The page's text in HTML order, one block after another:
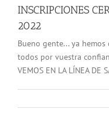
INSCRIPCIONES
2022
Bueno gente... ya hemos
todos por vuestra
VEMOS EN LA LÍNEA DE